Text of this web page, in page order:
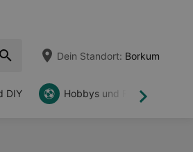
Dein Standort: Borkum
Weiter
DIY Hobbys und Freizeit